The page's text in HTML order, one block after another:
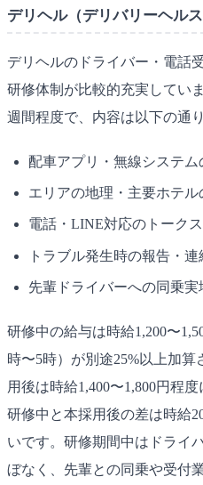
デリヘル（デリバリーヘル
デリヘルのドライバー・電話
研修体制が比較的充実してい
週間程度で、内容は以下の通り
配車アプリ・無線システム
エリアの地理・主要ホテル
電話・LINE対応のトーク
トラブル発生時の報告・
先輩ドライバーへの同乗実
研修中の給与は時給1,200〜
時〜5時）が別途25%以上加
用後は時給1,400〜1,800円程
研修中と本採用後の差は時給
いです。研修期間中はドライ
ぼなく、先輩との同乗や受付